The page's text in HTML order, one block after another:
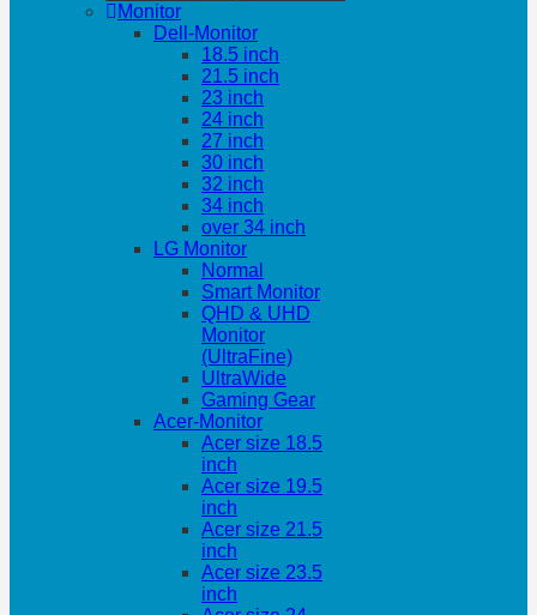
Monitor
Dell-Monitor
18.5 inch
21.5 inch
23 inch
24 inch
27 inch
30 inch
32 inch
34 inch
over 34 inch
LG Monitor
Normal
Smart Monitor
QHD & UHD
Monitor
(UltraFine)
UltraWide
Gaming Gear
Acer-Monitor
Acer size 18.5
inch
Acer size 19.5
inch
Acer size 21.5
inch
Acer size 23.5
inch